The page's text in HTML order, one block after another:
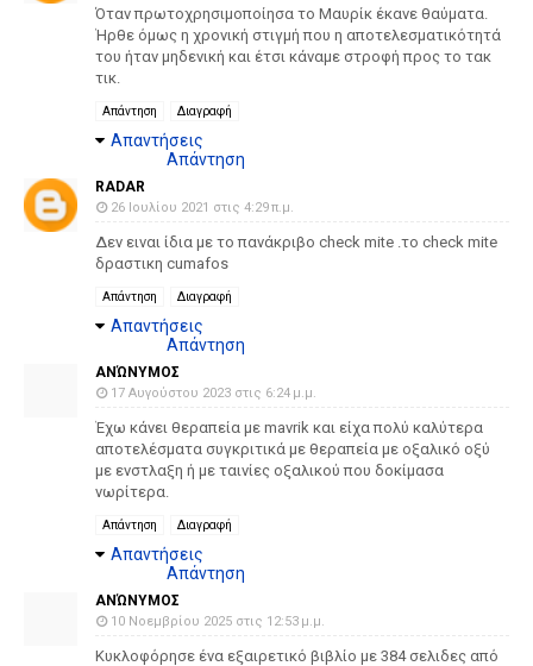
Όταν πρωτοχρησιμοποίησα το Μαυρίκ έκανε θαύματα.
Ήρθε όμως η χρονική στιγμή που η αποτελεσματικότητά
του ήταν μηδενική και έτσι κάναμε στροφή προς το τακ
τικ.
Απάντηση Διαγραφή
Απαντήσεις
Απάντηση
RADAR
26 Ιουλίου 2021 στις 4:29 π.μ.
Δεν ειναι ίδια με το πανάκριβο check mite .το check mite
δραστικη cumafos
Απάντηση Διαγραφή
Απαντήσεις
Απάντηση
ΑΝΏΝΥΜΟΣ
17 Αυγούστου 2023 στις 6:24 μ.μ.
Έχω κάνει θεραπεία με mavrik και είχα πολύ καλύτερα
αποτελέσματα συγκριτικά με θεραπεία με οξαλικό οξύ
με ενστλαξη ή με ταινίες οξαλικού που δοκίμασα
νωρίτερα.
Απάντηση Διαγραφή
Απαντήσεις
Απάντηση
ΑΝΏΝΥΜΟΣ
10 Νοεμβρίου 2025 στις 12:53 μ.μ.
Κυκλοφόρησε ένα εξαιρετικό βιβλίο με 384 σελιδες από